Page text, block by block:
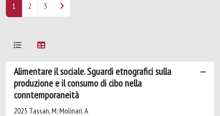
1 2 3
Alimentare il sociale. Sguardi etnografici sulla
produzione e il consumo di cibo nella
conntemporaneità
2025 Tassan, M; Molinari, A